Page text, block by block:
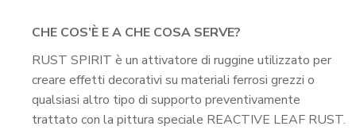
CHE COS’È E A CHE COSA SERVE?
RUST SPIRIT è un attivatore di ruggine utilizzato per
creare effetti decorativi su materiali ferrosi grezzi o
qualsiasi altro tipo di supporto preventivamente
trattato con la pittura speciale REACTIVE LEAF RUST.